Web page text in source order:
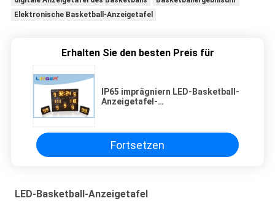
Elektronische Basketball-Anzeigetafel
Erhalten Sie den besten Preis für
IP65 imprägniern LED-Basketball-
Anzeigetafel-
Fortsetzen
LED-Basketball-Anzeigetafel